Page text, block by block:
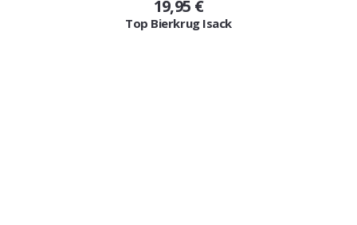
19,95 €
Top Bierkrug Isack